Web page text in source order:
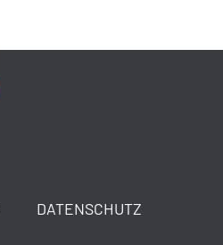
DATENSCHUTZ